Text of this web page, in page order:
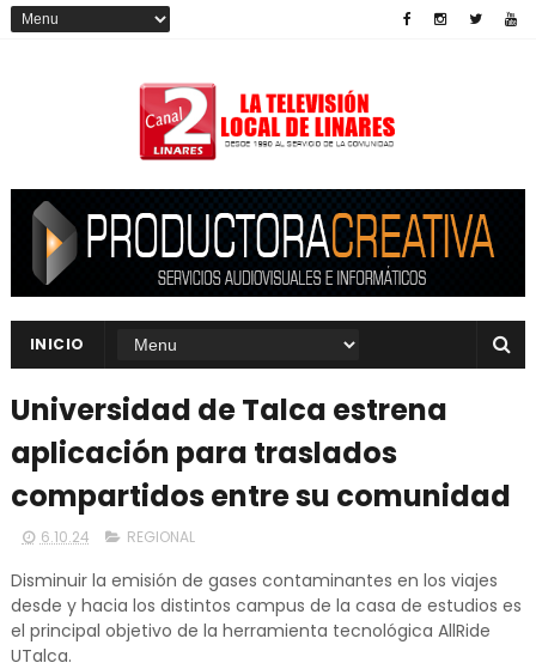
INICIO
Universidad de Talca estrena
aplicación para traslados
compartidos entre su comunidad
6.10.24 REGIONAL
Disminuir la emisión de gases contaminantes en los viajes
desde y hacia los distintos campus de la casa de estudios es
el principal objetivo de la herramienta tecnológica AllRide
UTalca.